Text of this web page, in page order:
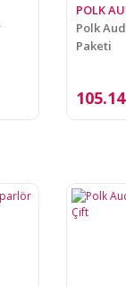
POLK
Polk
Paketi